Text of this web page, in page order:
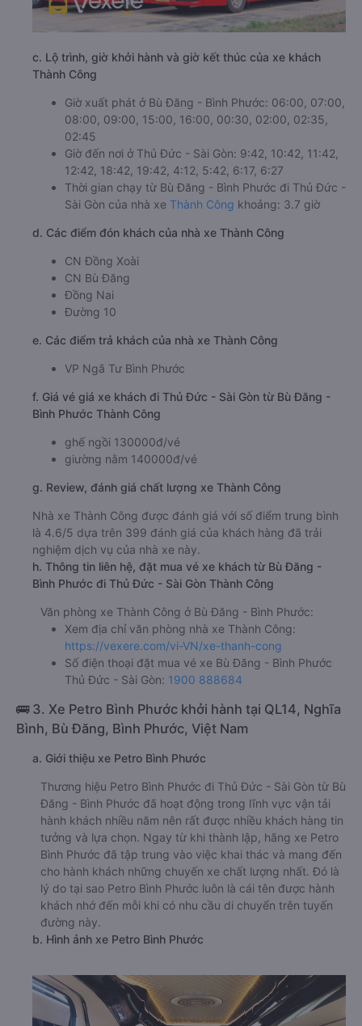
c. Lộ trình, giờ khởi hành và giờ kết thúc của xe khách
Thành Công
Giờ xuất phát ở Bù Đăng - Bình Phước: 06:00, 07:00,
08:00, 09:00, 15:00, 16:00, 00:30, 02:00, 02:35,
02:45
Giờ đến nơi ở Thủ Đức - Sài Gòn: 9:42, 10:42, 11:42,
12:42, 18:42, 19:42, 4:12, 5:42, 6:17, 6:27
Thời gian chạy từ Bù Đăng - Bình Phước đi Thủ Đức -
Sài Gòn của nhà xe Thành Công khoảng: 3.7 giờ
d. Các điểm đón khách của nhà xe Thành Công
CN Đồng Xoài
CN Bù Đăng
Đồng Nai
Đường 10
e. Các điểm trả khách của nhà xe Thành Công
VP Ngã Tư Bình Phước
f. Giá vé giá xe khách đi Thủ Đức - Sài Gòn từ Bù Đăng -
Bình Phước Thành Công
ghế ngồi 130000đ/vé
giường nằm 140000đ/vé
g. Review, đánh giá chất lượng xe Thành Công
Nhà xe Thành Công được đánh giá với số điểm trung bình
là 4.6/5 dựa trên 399 đánh giá của khách hàng đã trải
nghiệm dịch vụ của nhà xe này.
h. Thông tin liên hệ, đặt mua vé xe khách từ Bù Đăng -
Bình Phước đi Thủ Đức - Sài Gòn Thành Công
Văn phòng xe Thành Công ở Bù Đăng - Bình Phước:
Xem địa chỉ văn phòng nhà xe Thành Công:
https://vexere.com/vi-VN/xe-thanh-cong
Số điện thoại đặt mua vé xe Bù Đăng - Bình Phước
Thủ Đức - Sài Gòn: 1900 888684
🚌 3. Xe Petro Bình Phước khởi hành tại QL14, Nghĩa
Bình, Bù Đăng, Bình Phước, Việt Nam
a. Giới thiệu xe Petro Bình Phước
Thương hiệu Petro Bình Phước đi Thủ Đức - Sài Gòn từ Bù
Đăng - Bình Phước đã hoạt động trong lĩnh vực vận tải
hành khách nhiều năm nên rất được nhiều khách hàng tin
tưởng và lựa chọn. Ngay từ khi thành lập, hãng xe Petro
Bình Phước đã tập trung vào việc khai thác và mang đến
cho hành khách những chuyến xe chất lượng nhất. Đó là
lý do tại sao Petro Bình Phước luôn là cái tên được hành
khách nhớ đến mỗi khi có nhu cầu di chuyển trên tuyến
đường này.
b. Hình ảnh xe Petro Bình Phước